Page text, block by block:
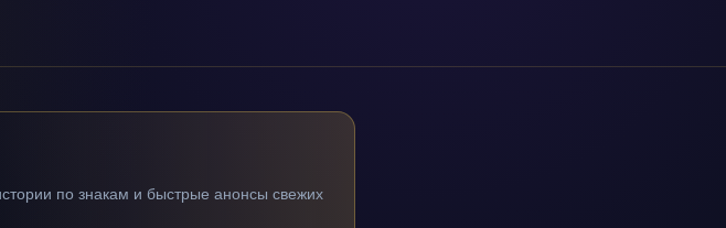
по знакам и быстрые анонсы свежих